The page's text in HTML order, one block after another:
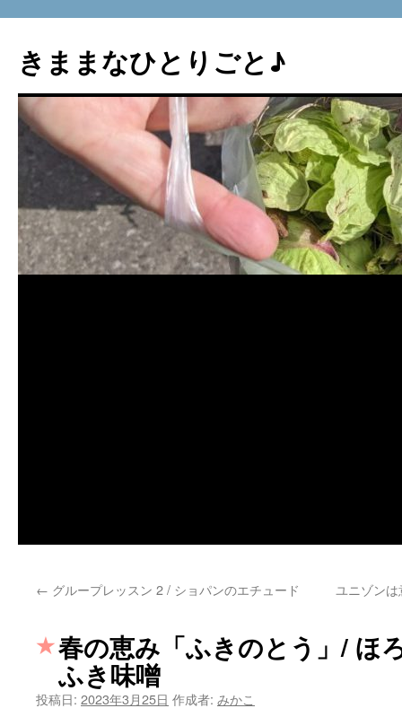
テ
ン
へ
ス
きままなひとりごと♪
← グループレッスン 2 / ショパンのエチュード ユニゾン
春の恵み「ふきのとう」/ ほ
ふき味噌
投稿日: 2023年3月25日 作成者: みかこ